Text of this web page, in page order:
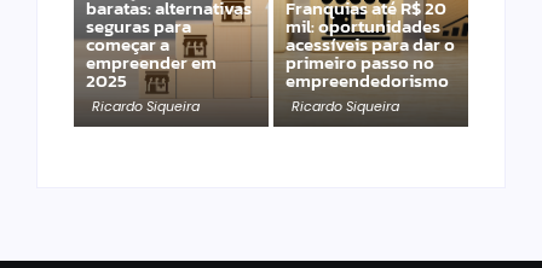
baratas: alternativas
seguras para
começar a
empreender em
2025
Ricardo Siqueira
Franquias até R$ 20
mil: oportunidades
acessíveis para dar o
primeiro passo no
empreendedorismo
Ricardo Siqueira